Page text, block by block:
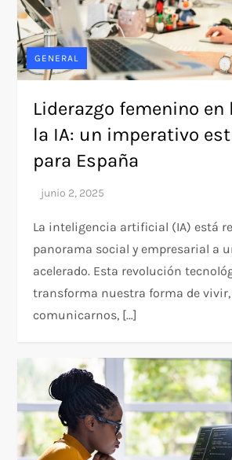
GENERAL
Liderazgo femenino en
la IA: un imperativo
para España
La inteligencia artificial (IA) está
panorama social y empresarial a
acelerado. Esta revolución
transforma nuestra forma de
comunicarnos, […]